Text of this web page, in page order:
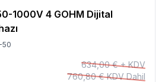
1000V 4 GOHM Dijital
50
634,00 € + KDV
760,80 € KDV Dahil